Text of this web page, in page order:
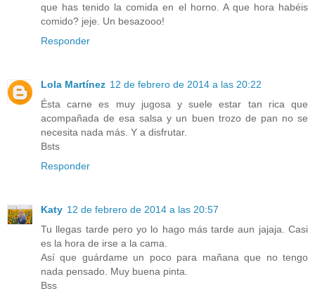
que has tenido la comida en el horno. A que hora habéis
comido? jeje. Un besazooo!
Responder
Lola Martínez 12 de febrero de 2014 a las 20:22
Ésta carne es muy jugosa y suele estar tan rica que
acompañada de esa salsa y un buen trozo de pan no se
necesita nada más. Y a disfrutar.
Bsts
Responder
Katy 12 de febrero de 2014 a las 20:57
Tu llegas tarde pero yo lo hago más tarde aun jajaja. Casi
es la hora de irse a la cama.
Así que guárdame un poco para mañana que no tengo
nada pensado. Muy buena pinta.
Bss